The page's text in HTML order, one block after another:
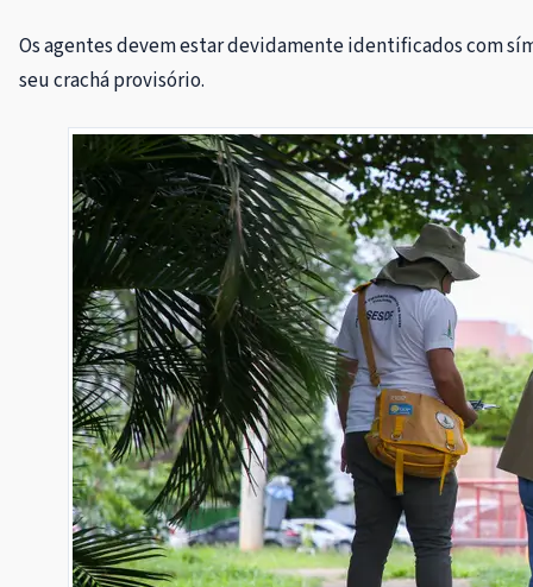
Os agentes devem estar devidamente identificados com
seu crachá provisório.